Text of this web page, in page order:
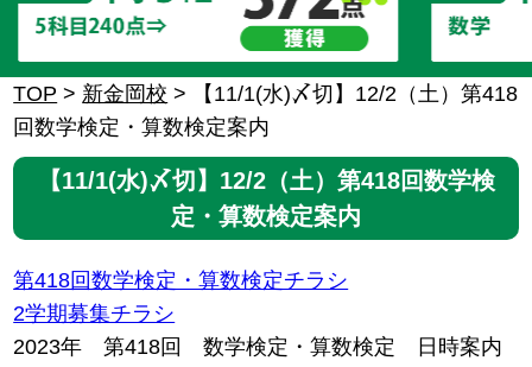
TOP > 新金岡校 >
【11/1(水)〆切】12/2（土）第418
回数学検定・算数検定案内
【11/1(水)〆切】12/2（土）第418回数学検
定・算数検定案内
第418回数学検定・算数検定チラシ
2学期募集チラシ
2023年 第418回 数学検定・算数検定 日時案内